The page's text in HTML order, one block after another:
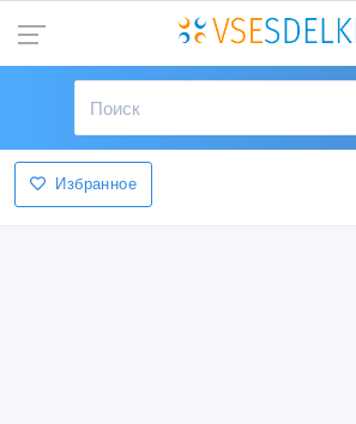
Избранное